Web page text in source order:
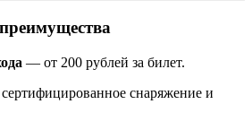
— от 200 рублей за билет.
снаряжение и